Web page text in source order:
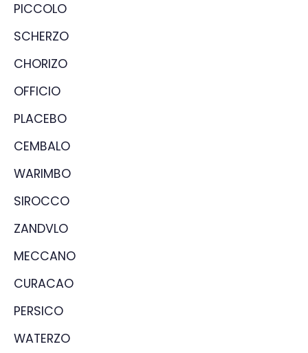
PICCOLO
SCHERZO
CHORIZO
OFFICIO
PLACEBO
CEMBALO
WARIMBO
SIROCCO
ZANDVLO
MECCANO
CURACAO
PERSICO
WATERZO